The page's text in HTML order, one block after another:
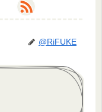
@RiFUKE